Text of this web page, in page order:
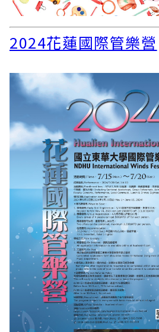
2024花蓮國際管樂營